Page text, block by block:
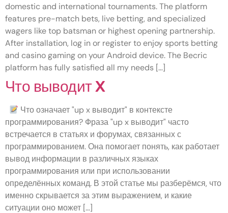
domestic and international tournaments. The platform
features pre-match bets, live betting, and specialized
wagers like top batsman or highest opening partnership.
After installation, log in or register to enjoy sports betting
and casino gaming on your Android device. The Becric
platform has fully satisfied all my needs […]
Что выводит X
Что означает "up x выводит" в контексте
программирования? Фраза "up x выводит" часто
встречается в статьях и форумах, связанных с
программированием. Она помогает понять, как работает
вывод информации в различных языках
программирования или при использовании
определённых команд. В этой статье мы разберёмся, что
именно скрывается за этим выражением, и какие
ситуации оно может […]